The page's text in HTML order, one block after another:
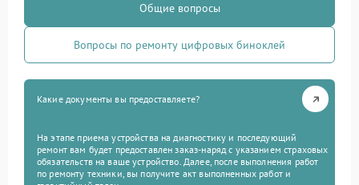
Общие вопросы
Вопросы по ремонту цифровых биноклей
Какие документы вы предоставляете?
На этапе приема устройства на диагностику и последующий
ремонт вам будет предоставлен заказ-наряд с указанием страховых
обязательств на ваше устройство. Далее, после выполнения работ
по ремонту техники, вы получите акт выполненных работ и